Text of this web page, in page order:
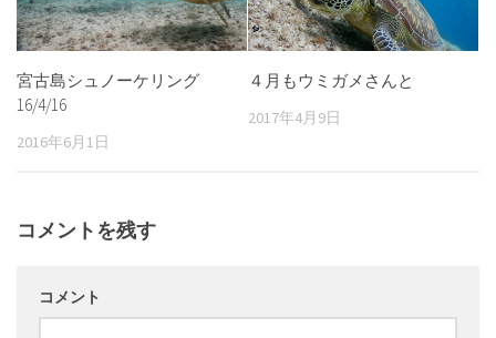
宮古島シュノーケリング
16/4/16
2016年6月1日
４月もウミガメさんと
2017年4月9日
コメントを残す
コメント